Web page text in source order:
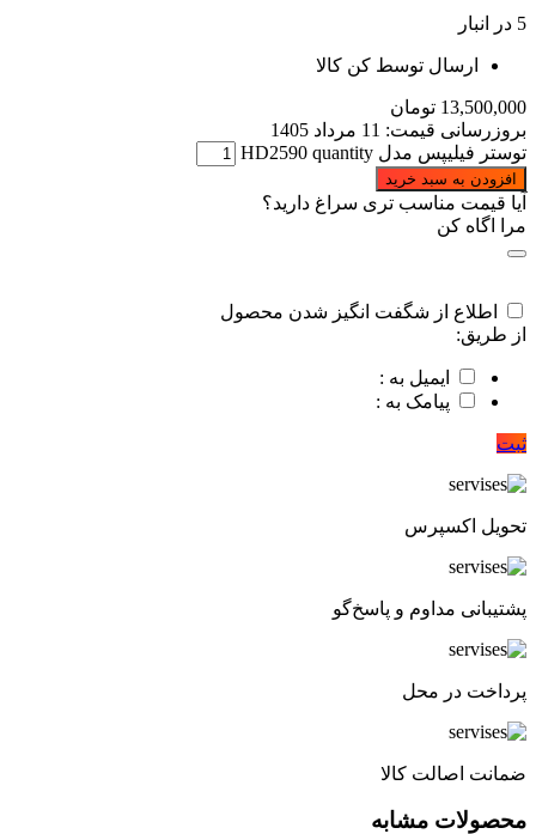
5 در انبار
ارسال توسط کن کالا
13,500,000 تومان
بروزرسانی قیمت: 11 مرداد 1405
توستر فیلیپس مدل HD2590 quantity
افزودن به سبد خرید
آیا قیمت مناسب تری سراغ دارید؟
مرا اگاه کن
اطلاع از شگفت انگیز شدن محصول
از طریق:
ایمیل به :
پیامک به :
ثبت
تحویل اکسپرس
پشتیبانی مداوم و پاسخ‌گو
پرداخت در محل
ضمانت اصالت کالا
محصولات مشابه